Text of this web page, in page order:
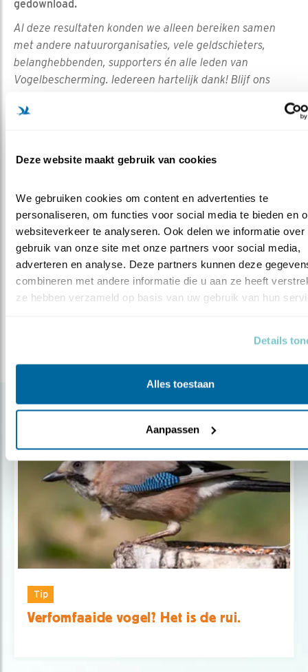
Deze website maakt gebruik van cookies
We gebruiken cookies om content en advertenties te
personaliseren, om functies voor social media te bieden en
websiteverkeer te analyseren. Ook delen we informatie over
gebruik van onze site met onze partners voor social media,
adverteren en analyse. Deze partners kunnen deze
combineren met andere informatie die u aan ze heeft
ze hebben verzameld op basis van uw gebruik van hun
Details
Alles toestaan
Aanpassen
gedownload.
Al deze resultaten konden we alleen bereiken samen
met andere natuurorganisaties, vele geldschieters,
belanghebbenden, supporters én alle leden van
Vogelbescherming. Iedereen hartelijk dank! Blijf ons
beschermen, uiteraard, ook op deze website. Kijk
daarvoor bijvoorbeeld bij Actueel. Eind mei 2017
publiceren wehiereen overzicht en een
verantwoording van ons werk in 2016. We nodigen
u van harte uit dat tegen die tijd te bekijken.
Populair
Tip
Verfomfaaide vogel? Het is de rui.